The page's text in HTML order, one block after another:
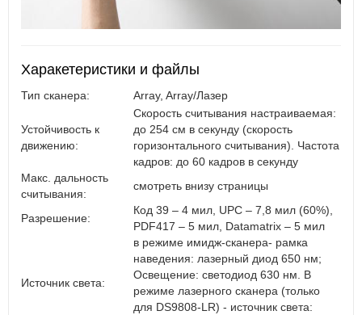
Харакетеристики и файлы
Тип сканера: Array, Array/Лазер
Устойчивость к
движению:
Скорость считывания настраиваемая:
до 254 см в секунду (скорость
горизонтального считывания). Частота
кадров: до 60 кадров в секунду
Макс. дальность
считывания:
смотреть внизу страницы
Разрешение:
Код 39 – 4 мил, UPC – 7,8 мил (60%),
PDF417 – 5 мил, Datamatrix – 5 мил
Источник света:
в режиме имидж-сканера- рамка
наведения: лазерный диод 650 нм;
Освещение: светодиод 630 нм. В
режиме лазерного сканера (только
для DS9808-LR) - источник света: